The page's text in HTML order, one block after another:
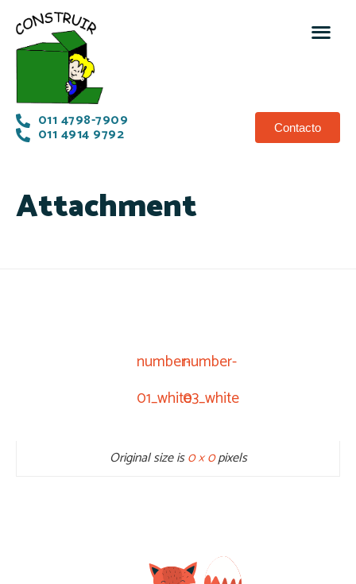
011 4798-7909
011 4914 9792 Contacto
Attachment
number-
01_white
number-
03_white
Original size is0 × 0pixels